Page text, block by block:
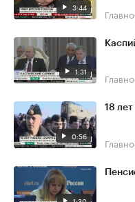
3:44
1:31
0:56
18